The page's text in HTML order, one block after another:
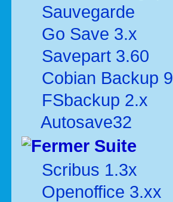
Sauvegarde
Go Save 3.x
Savepart 3.60
Cobian Backup 9
FSbackup 2.x
Autosave32
Suite
Scribus 1.3x
Openoffice 3.xx